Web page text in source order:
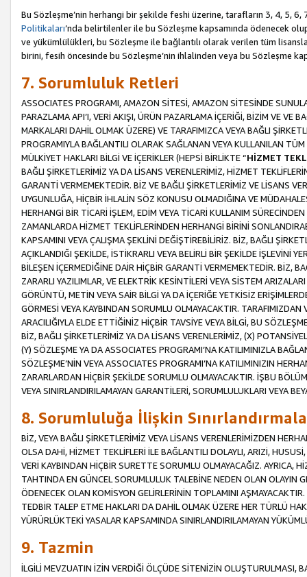
Bu Sözleşme’nin herhangi bir şekilde feshi üzerine, tarafların 3, 4, 5,
Politikaları’nda belirtilenler ile bu Sözleşme kapsamında ödenecek
ve yükümlülükleri, bu Sözleşme ile bağlantılı olarak verilen tüm
birini, fesih öncesinde bu Sözleşme’nin ihlalinden veya bu Sözleşme
7. Sorumluluk Retleri
ASSOCIATES PROGRAMI, AMAZON SİTESİ, AMAZON SİTESİNDE
PARAZLAMA API’I, VERİ AKIŞI, ÜRÜN PAZARLAMA İÇERİĞİ, BİZİM VE VE
MARKALARI DAHİL OLMAK ÜZERE) VE TARAFIMIZCA VEYA BAĞLI
PROGRAMIYLA BAĞLANTILI OLARAK SAĞLANAN VEYA KULLANILAN
MÜLKİYET HAKLARI BİLGİ VE İÇERİKLER (HEPSİ BİRLİKTE “HİZMET
BAĞLI ŞİRKETLERİMİZ YA DA LİSANS VERENLERİMİZ, HİZMET
GARANTİ VERMEMEKTEDİR. BİZ VE BAĞLI ŞİRKETLERİMİZ VE LİSANS
UYGUNLUĞA, HİÇBİR İHLALİN SÖZ KONUSU OLMADIĞINA VE
HERHANGİ BİR TİCARİ İŞLEM, EDİM VEYA TİCARİ KULLANIM
ZAMANLARDA HİZMET TEKLİFLERİNDEN HERHANGİ BİRİNİ
KAPSAMINI VEYA ÇALIŞMA ŞEKLİNİ DEĞİŞTİREBİLİRİZ. BİZ, BAĞLI
AÇIKLANDIĞI ŞEKİLDE, İSTİKRARLI VEYA BELİRLİ BİR ŞEKİLDE İŞLEVİNİ
BİLEŞEN İÇERMEDİĞİNE DAİR HİÇBİR GARANTİ VERMEMEKTEDİR. BİZ,
ZARARLI YAZILIMLAR, VE ELEKTRİK KESİNTİLERİ VEYA SİSTEM
GÖRÜNTÜ, METİN VEYA SAİR BİLGİ YA DA İÇERİĞE YETKİSİZ
GÖRMESİ VEYA KAYBINDAN SORUMLU OLMAYACAKTIR.
ARACILIĞIYLA ELDE ETTİĞİNİZ HİÇBİR TAVSİYE VEYA BİLGİ, BU
BİZ, BAĞLI ŞİRKETLERİMİZ YA DA LİSANS VERENLERİMİZ, (X)
(Y) SÖZLEŞME YA DA ASSOCIATES PROGRAMI’NA KATILIMINIZLA
SÖZLEŞME’NİN VEYA ASSOCIATES PROGRAMI’NA KATILIMINIZIN
ZARARLARDAN HİÇBİR ŞEKİLDE SORUMLU OLMAYACAKTIR. İŞBU
VEYA SINIRLANDIRILAMAYAN GARANTİLERİ, SORUMLULUKLARI VEYA
8. Sorumluluğa İlişkin
BİZ, VEYA BAĞLI ŞİRKETLERİMİZ VEYA LİSANS VERENLERİMİZDEN
OLSA DAHİ, HİZMET TEKLİFLERİ İLE BAĞLANTILI DOLAYLI, ARIZİ,
VERİ KAYBINDAN HİÇBİR SURETTE SORUMLU OLMAYACAĞIZ. AYRICA,
TAHTINDA EN GÜNCEL SORUMLULUK TALEBİNE NEDEN OLAN OLAYIN
ÖDENECEK OLAN KOMİSYON GELİRLERİNİN TOPLAMINI
TEDBİR TALEP ETME HAKLARI DA DAHİL OLMAK ÜZERE HER TÜRLÜ
YÜRÜRLÜKTEKİ YASALAR KAPSAMINDA SINIRLANDIRILAMAYAN
9. Tazmin
İLGİLİ MEVZUATIN İZİN VERDİĞİ ÖLÇÜDE SİTENİZİN OLUŞTURULMASI,